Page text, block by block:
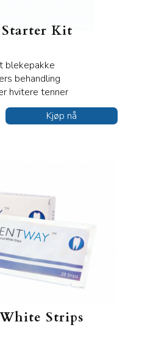
Kit
blekepakke
behandling
hvitere tenner
Kjøp nå
Strips